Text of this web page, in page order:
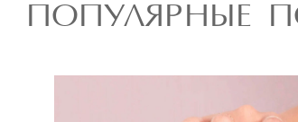
ПОПУЛЯРНЫЕ